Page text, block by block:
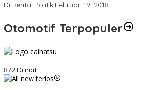
Di Berita, Politik|Februari 19, 2018
Otomotif Terpopuler
872 Dilihat